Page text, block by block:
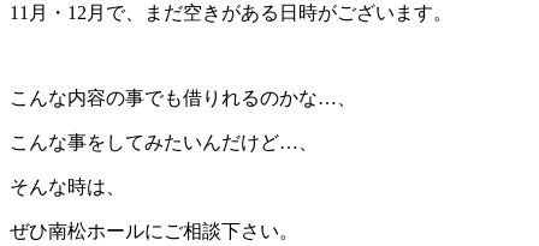
11月・12月で、まだ空きがある日時がございます。
こんな内容の事でも借りれるのかな…、
こんな事をしてみたいんだけど…、
そんな時は、
ぜひ南松ホールにご相談下さい。